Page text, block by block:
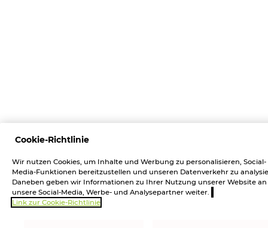
Cookie-Richtlinie
Wir nutzen Cookies, um Inhalte und Werbung zu personalisieren, Social-
Media-Funktionen bereitzustellen und unseren Datenverkehr zu
Daneben geben wir Informationen zu Ihrer Nutzung unserer Website an
unsere Social-Media, Werbe- und Analysepartner weiter.
Link zur Cookie-Richtlinie